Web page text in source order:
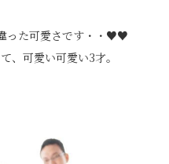
った可愛さです・・♥♥
、可愛い可愛い3才。